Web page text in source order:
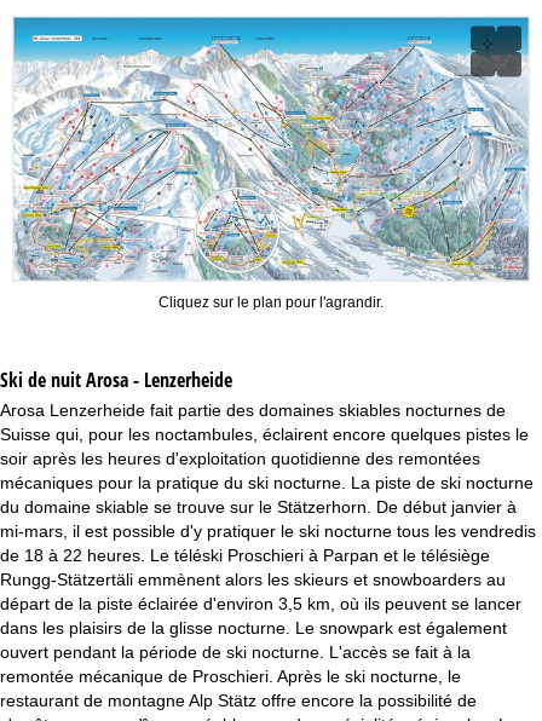
Cliquez sur le plan pour l'agrandir.
Ski de nuitArosa - Lenzerheide
Arosa Lenzerheide fait partie des domaines skiables nocturnes de
Suisse qui, pour les noctambules, éclairent encore quelques pistes le
soir après les heures d'exploitation quotidienne des remontées
mécaniques pour la pratique du ski nocturne. La piste de ski nocturne
du domaine skiable se trouve sur le Stätzerhorn. De début janvier à
mi-mars, il est possible d'y pratiquer le ski nocturne tous les vendredis
de 18 à 22 heures. Le téléski Proschieri à Parpan et le télésiège
Rungg-Stätzertäli emmènent alors les skieurs et snowboarders au
départ de la piste éclairée d'environ 3,5 km, où ils peuvent se lancer
dans les plaisirs de la glisse nocturne. Le snowpark est également
ouvert pendant la période de ski nocturne. L'accès se fait à la
remontée mécanique de Proschieri. Après le ski nocturne, le
restaurant de montagne Alp Stätz offre encore la possibilité de